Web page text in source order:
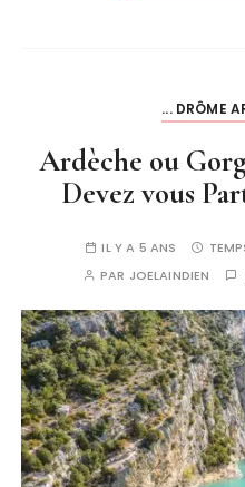
... DRÔME
Ardèche ou
Devez vous
IL Y A 5 ANS
PAR JOELAINDIEN